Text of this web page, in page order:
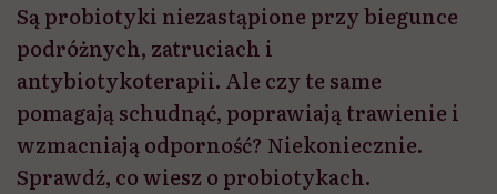
Są probiotyki niezastąpione przy biegunce
podróżnych, zatruciach i
antybiotykoterapii. Ale czy te same
pomagają schudnąć, poprawiają trawienie i
wzmacniają odporność? Niekoniecznie.
Sprawdź, co wiesz o probiotykach.